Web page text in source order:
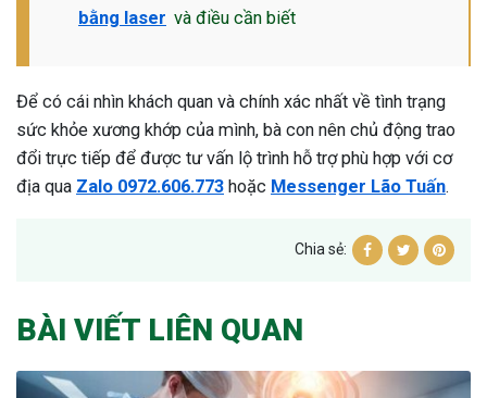
bằng laser và điều cần biết
Để có cái nhìn khách quan và chính xác nhất về tình trạng
sức khỏe xương khớp của mình, bà con nên chủ động trao
đổi trực tiếp để được tư vấn lộ trình hỗ trợ phù hợp với cơ
địa qua Zalo 0972.606.773 hoặc Messenger Lão Tuấn.
Chia sẻ:
BÀI VIẾT LIÊN QUAN